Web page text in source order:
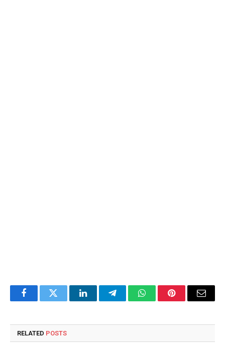
FacebookTwitter LinkedInTelegramWhatsAppPinterestEmail
RELATED POSTS